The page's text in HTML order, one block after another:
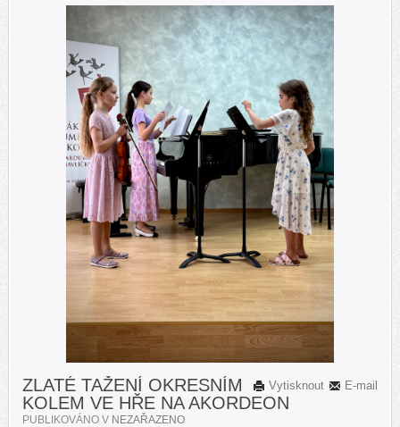
E-mail
Vytisknout
ZLATÉ TAŽENÍ OKRESNÍM
KOLEM VE HŘE NA AKORDEON
PUBLIKOVÁNO V NEZAŘAZENO